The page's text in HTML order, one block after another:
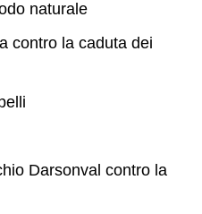
naturale
contro la caduta dei
Darsonval contro la